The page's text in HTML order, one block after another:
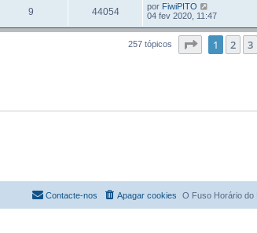
9 44054 por FiwiPITO
04 fev 2020, 11:47
257 tópicos Página1 de
1 2 3
O Fuso Horário do
Apagar cookies
Contacte-nos